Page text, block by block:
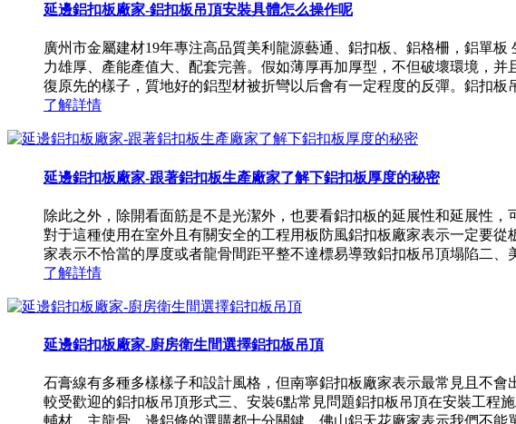
延邊鋁扣板廠家-鋁扣板吊頂安裝具體怎么操作呢
廣州市金屬建材19年專注高品質美利龍源藝通、鋁扣板、鋁格柵，鋁單
力雄厚、產能產值大、配套完善。假如薄厚再加厚型，不但破壞環境，
復原先的樣子，質地好的鋁型材被折彎以后會有一定程度的反彈。鋁扣板
了解詳情
延邊鋁扣板廠家-跟著鋁扣板生產廠家了解下鋁扣板厚度的秘密
除此之外，除開看面筋是不是光潔外，也要看鋁扣板的延展性和延展性
對于這種使用在室外且有關安全的工程用板防風鋁扣板廠家表示一定要
家表示不恰當的厚度或者龍骨間距平整不達標易導致鋁扣板吊頂塌陷二、
了解詳情
延邊鋁扣板廠家-廚房衛生間選擇鋁扣板吊頂
石膏線有多種多樣樣子和設計風格，但南寧鋁扣板廠家表示最常見且不
較受歡迎的鋁扣板吊頂形式三、安裝6點常見問題鋁扣板吊頂在安裝工程